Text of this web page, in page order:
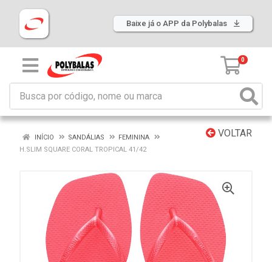
Baixe já o APP da Polybalas
0
VOLTAR
INÍCIO SANDÁLIAS
FEMININA
H.SLIM SQUARE CORAL TROPICAL 41/42